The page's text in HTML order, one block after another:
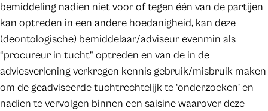
bemiddeling nadien niet voor of tegen één van de partijen
kan optreden in een andere hoedanigheid, kan deze
(deontologische) bemiddelaar/adviseur evenmin als
“procureur in tucht” optreden en van de in de
adviesverlening verkregen kennis gebruik/misbruik maken
om de geadviseerde tuchtrechtelijk te ‘onderzoeken’ en
nadien te vervolgen binnen een saisine waarover deze